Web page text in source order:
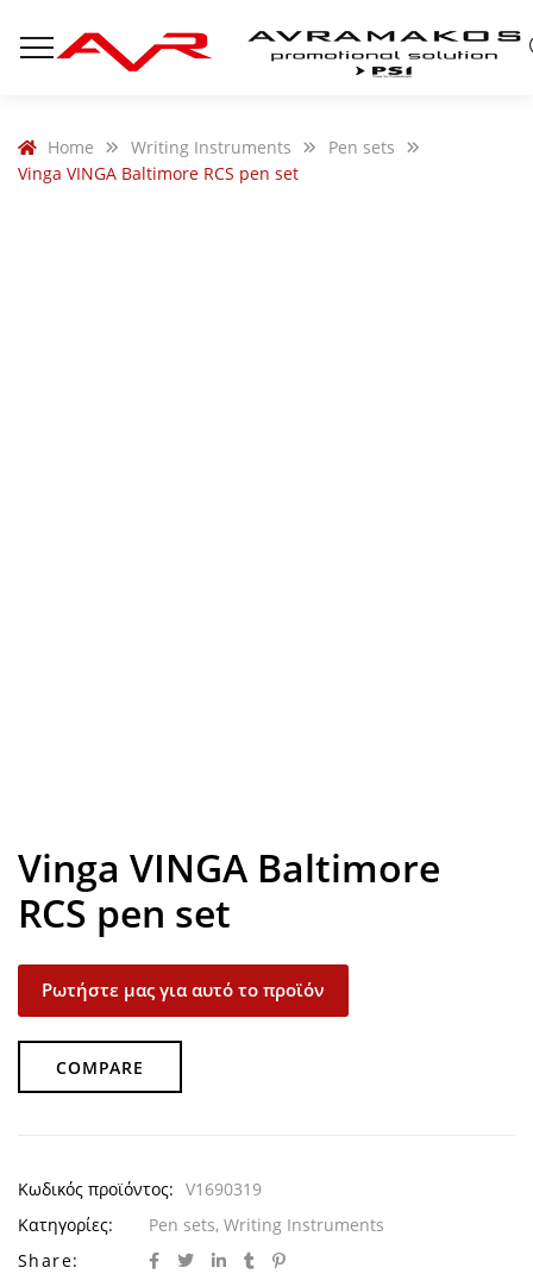
Home Writing Instruments
Pen sets
Vinga VINGA Baltimore RCS pen set
Vinga VINGA Baltimore
RCS pen set
Ρωτήστε μας για αυτό το προϊόν
COMPARE
Κωδικός προϊόντος: V1690319
Κατηγορίες:
Pen sets, Writing Instruments
Share: